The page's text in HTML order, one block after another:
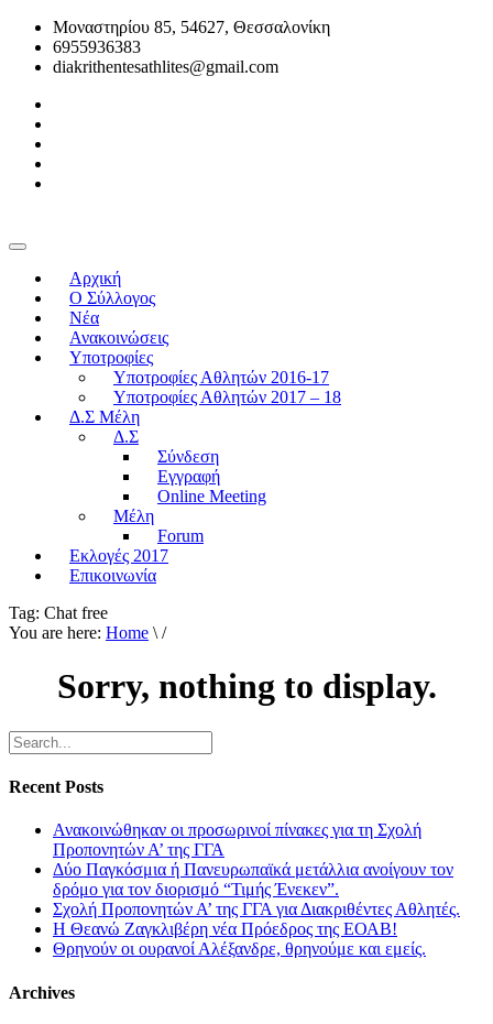
Μοναστηρίου 85, 54627, Θεσσαλονίκη
6955936383
diakrithentesathlites@gmail.com
Αρχική
O Σύλλογος
Νέα
Ανακοινώσεις
Υποτροφίες
Υποτροφίες Αθλητών 2016-17
Υποτροφίες Αθλητών 2017 – 18
Δ.Σ Μέλη
Δ.Σ
Σύνδεση
Εγγραφή
Online Meeting
Μέλη
Forum
Εκλογές 2017
Επικοινωνία
Tag: Chat free
You are here: Home \ /
Sorry, nothing to display.
Recent Posts
Ανακοινώθηκαν οι προσωρινοί πίνακες για τη Σχολή
Προπονητών Α’ της ΓΓΑ
Δύο Παγκόσμια ή Πανευρωπαϊκά μετάλλια ανοίγουν τον
δρόμο για τον διορισμό “Τιμής Ένεκεν”.
Σχολή Προπονητών Α’ της ΓΓΑ για Διακριθέντες Αθλητές.
Η Θεανώ Ζαγκλιβέρη νέα Πρόεδρος της ΕΟΑΒ!
Θρηνούν οι ουρανοί Αλέξανδρε, θρηνούμε και εμείς.
Archives